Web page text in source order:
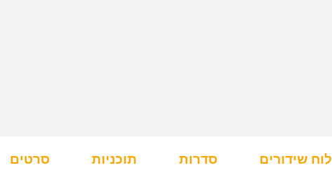
לוח שידורים סדרות תוכניות סרטים